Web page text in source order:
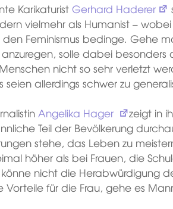
KarikaturistGerhard Haderer
vielmehr als Humanist –
den Feminismus bedinge. Gehe
anzuregen, solle dabei
nicht so sehr verletzt
allerdings schwer zu
Angelika Hager zeigt in
Teil der Bevölkerung
stehe, das Leben zu
höher als bei Frauen, die
nicht die Herabwürdigung
Vorteile für die Frau, gehe es